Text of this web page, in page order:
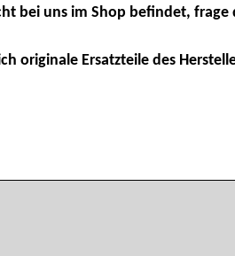
bei uns im Shop befindet,
originale Ersatzteile des